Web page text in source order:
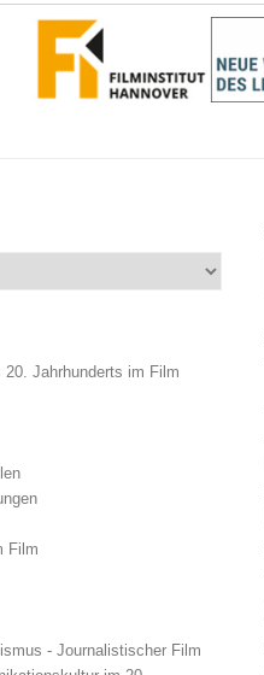
Jahrhunderts im Film
Film
- Journalistischer Film